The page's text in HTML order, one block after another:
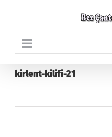
kirlent-kilifi-21